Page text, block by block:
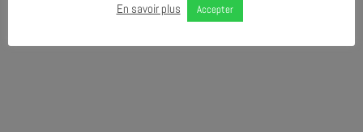
En savoir plus Accepter